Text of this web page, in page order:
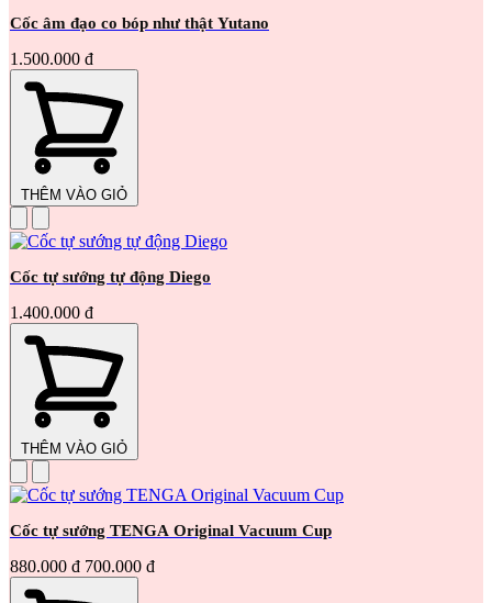
Cốc âm đạo co bóp như thật Yutano
1.500.000 đ
THÊM VÀO GIỎ
Cốc tự sướng tự động Diego
1.400.000 đ
THÊM VÀO GIỎ
Cốc tự sướng TENGA Original Vacuum Cup
880.000 đ 700.000 đ